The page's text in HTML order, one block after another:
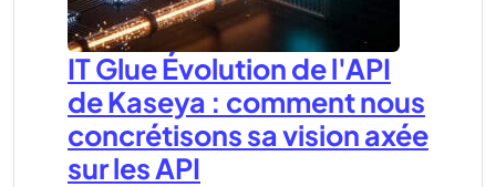
IT Glue Évolution de l'API
de Kaseya : comment nous
concrétisons sa vision axée
sur les API